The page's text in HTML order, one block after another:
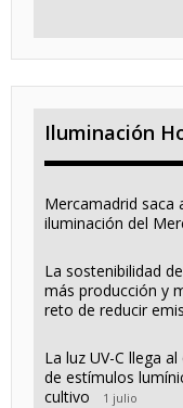
Iluminación
Mercamadrid saca
iluminación del
La sostenibilidad
más producción y
reto de reducir
La luz UV-C llega
de estímulos
cultivo
1 julio